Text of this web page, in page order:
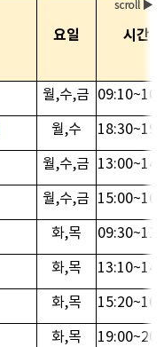
요일 시간
월,수,금
월,수
월,수,금
월,수,금
화,목
화,목
화,목
화,목